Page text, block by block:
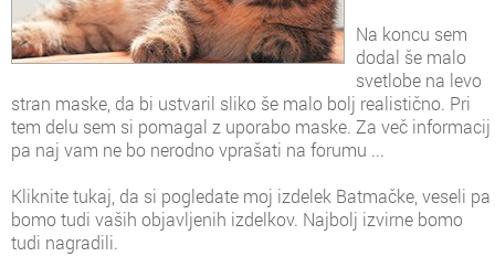
Na koncu sem
dodal še malo
svetlobe na levo
stran maske, da bi ustvaril sliko še malo bolj realistično. Pri
tem delu sem si pomagal z uporabo maske. Za več informacij
pa naj vam ne bo nerodno vprašati na forumu ...
Kliknite tukaj , da si pogledate moj izdelek Batmačke, veseli pa
bomo tudi vaših objavljenih izdelkov. Najbolj izvirne bomo
tudi nagradili.